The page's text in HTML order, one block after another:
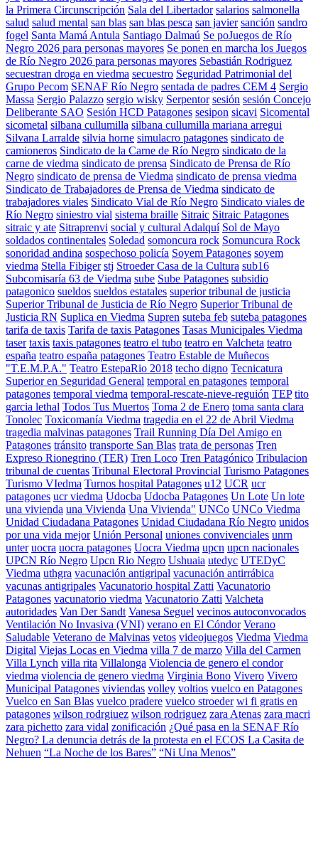
la Primera Circunscripción Sala del Libertador salarios salmonella
salud salud mental san blas san blas pesca san javier sanción sandro
fogel Santa Mamá Antula Santiago Dalmaú Se poJuegos de Río
Negro 2026 para personas mayores Se ponen en marcha los Juegos
de Río Negro 2026 para personas mayores Sebastián Rodriguez
secuestran droga en viedma secuestro Seguridad Patrimonial del
Grupo Pecom SENAF Río Negro sentada de padres CEM 4 Sergio
Massa Sergio Palazzo sergio wisky Serpentor sesión sesión Concejo
Deliberante SAO Sesión HCD Patagones sesipon sicavi Sicomental
sicometal silbana cullumilla silbana cullumilla mariana arregui
Silvana Larralde silvia horne simulacro patagones sindicato de
camioneros Sindicato de la Carne de Río Negro sindicato de la
carne de viedma sindicato de prensa Sindicato de Prensa de Río
Negro sindicato de prensa de Viedma sindicato de prensa viedma
Sindicato de Trabajadores de Prensa de Viedma sindicato de
trabajadores viales Sindicato Vial de Río Negro Sindicato viales de
Río Negro siniestro vial sistema braille Sitraic Sitraic Patagones
sitraic y ate Sitraprenvi social y cultural Adalquí Sol de Mayo
soldados continentales Soledad somoncura rock Somuncura Rock
sonoridad andina sospechoso policía Soyem Patagones soyem
viedma Stella Fibiger stj Stroeder Casa de la Cultura sub16
Subcomisaría 63 de Viedma sube Sube Patagones subsidio
patagonico sueldos sueldos estatales superior tribunal de justicia
Superior Tribunal de Justicia de Río Negro Superior Tribunal de
Justicia RN Suplica en Viedma Supren suteba feb suteba patagones
tarifa de taxis Tarifa de taxis Patagones Tasas Municipales Viedma
taser taxis taxis patagones teatro el tubo teatro en Valcheta teatro
españa teatro españa patagones Teatro Estable de Muñecos
"T.E.M.P.A." Teatro EstepaRio 2018 techo digno Tecnicatura
Superior en Seguridad General temporal en patagones temporal
patagones temporal viedma temporal-rescate-nieve-reguión TEP tito
garcia lethal Todos Tus Muertos Toma 2 de Enero toma santa clara
Tonolec Toxicomanía Viedma tragedia en el 22 de Abril Viedma
tragedia malvinas patagones Trail Running Día Del Amigo en
Patagones tránsito transporte San Blas trata de personas Tren
Expreso Rionegrino (TER) Tren Loco Tren Patagónico Tribulacion
tribunal de cuentas Tribunal Electoral Provincial Turismo Patagones
Turismo VIedma Turnos hospital Patagones u12 UCR ucr
patagones ucr viedma Udocba Udocba Patagones Un Lote Un lote
una vivienda una Vivienda Una Vivienda" UNCo UNCo Viedma
Unidad Ciudadana Patagones Unidad Ciudadana Río Negro unidos
por una vida mejor Unión Personal uniones convivenciales unrn
unter uocra uocra patagones Uocra Viedma upcn upcn nacionales
UPCN Río Negro Upcn Rio Negro Ushuaia utedyc UTEDyC
Viedma uthgra vacunación antigripal vacunación antirrábica
vacunas antigripales Vacunatorio hospital Zatti Vacunatorio
Patagones vacunatorio viedma Vacunatorio Zatti Valcheta
autoridades Van Der Sandt Vanesa Seguel vecinos autoconvocados
Ventilación No Invasiva (VNI) verano en El Cóndor Verano
Saludable Veterano de Malvinas vetos videojuegos Viedma Viedma
Digital Viejas Locas en Viedma villa 7 de marzo Villa del Carmen
Villa Lynch villa rita Villalonga Violencia de genero el condor
viedma violencia de genero viedma Virginia Bono Vivero Vivero
Municipal Patagones viviendas volley voltios vuelco en Patagones
Vuelco en San Blas vuelco pradere vuelco stroeder wi fi gratis en
patagones wilson rodrgiuez wilson rodriguez zara Atenas zara macri
zara pichetto zara vidal zonificación ¿Qué pasa en la SENAF Río
Negro? La denuncia detrás de la protesta en el ECOS La Casita de
Nehuen “La Noche de los Bares” “Ni Una Menos”